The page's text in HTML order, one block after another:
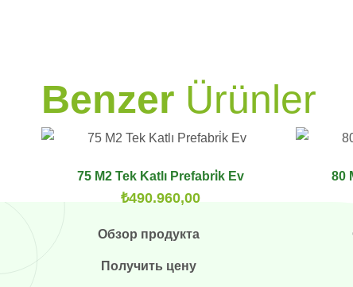
PRAMO
Benzer Ürünler
75 M2 Tek Katlı Prefabri̇k Ev
₺490.960,00
Обзор продукта
Получить цену
80